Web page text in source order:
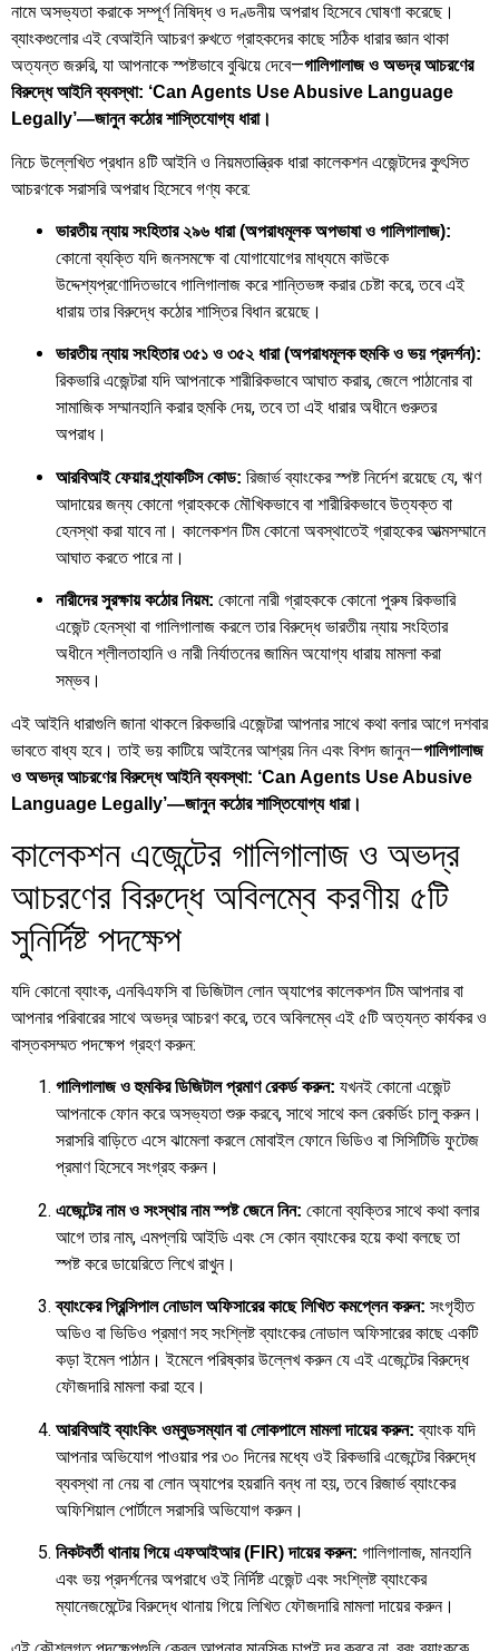
নামে অসভ্যতা করাকে সম্পূর্ণ নিষিদ্ধ ও দণ্ডনীয় অপরাধ হিসেবে ঘোষণা করেছে।
ব্যাংকগুলোর এই বেআইনি আচরণ রুখতে গ্রাহকদের কাছে সঠিক ধারার জ্ঞান থাকা
অত্যন্ত জরুরি, যা আপনাকে স্পষ্টভাবে বুঝিয়ে দেবে—গালিগালাজ ও অভদ্র আচরণের
বিরুদ্ধে আইনি ব্যবস্থা: ‘Can Agents Use Abusive Language
Legally’—জানুন কঠোর শাস্তিযোগ্য ধারা।
নিচে উল্লেখিত প্রধান ৪টি আইনি ও নিয়মতান্ত্রিক ধারা কালেকশন এজেন্টদের কুৎসিত
আচরণকে সরাসরি অপরাধ হিসেবে গণ্য করে:
ভারতীয় ন্যায় সংহিতার ২৯৬ ধারা (অপরাধমূলক অপভাষা ও গালিগালাজ):
কোনো ব্যক্তি যদি জনসমক্ষে বা যোগাযোগের মাধ্যমে কাউকে
উদ্দেশ্যপ্রণোদিতভাবে গালিগালাজ করে শান্তিভঙ্গ করার চেষ্টা করে, তবে এই
ধারায় তার বিরুদ্ধে কঠোর শাস্তির বিধান রয়েছে।
ভারতীয় ন্যায় সংহিতার ৩৫১ ও ৩৫২ ধারা (অপরাধমূলক হুমকি ও ভয় প্রদর্শন):
রিকভারি এজেন্টরা যদি আপনাকে শারীরিকভাবে আঘাত করার, জেলে পাঠানোর বা
সামাজিক সম্মানহানি করার হুমকি দেয়, তবে তা এই ধারার অধীনে গুরুতর
অপরাধ।
আরবিআই ফেয়ার প্র্যাকটিস কোড: রিজার্ভ ব্যাংকের স্পষ্ট নির্দেশ রয়েছে যে, ঋণ
আদায়ের জন্য কোনো গ্রাহককে মৌখিকভাবে বা শারীরিকভাবে উত্যক্ত বা
হেনস্থা করা যাবে না। কালেকশন টিম কোনো অবস্থাতেই গ্রাহকের আত্মসম্মানে
আঘাত করতে পারে না।
নারীদের সুরক্ষায় কঠোর নিয়ম: কোনো নারী গ্রাহককে কোনো পুরুষ রিকভারি
এজেন্ট হেনস্থা বা গালিগালাজ করলে তার বিরুদ্ধে ভারতীয় ন্যায় সংহিতার
অধীনে শ্লীলতাহানি ও নারী নির্যাতনের জামিন অযোগ্য ধারায় মামলা করা
সম্ভব।
এই আইনি ধারাগুলি জানা থাকলে রিকভারি এজেন্টরা আপনার সাথে কথা বলার আগে দশবার
ভাবতে বাধ্য হবে। তাই ভয় কাটিয়ে আইনের আশ্রয় নিন এবং বিশদ জানুন—গালিগালাজ
ও অভদ্র আচরণের বিরুদ্ধে আইনি ব্যবস্থা: ‘Can Agents Use Abusive
Language Legally’—জানুন কঠোর শাস্তিযোগ্য ধারা।
কালেকশন এজেন্টের গালিগালাজ ও অভদ্র
আচরণের বিরুদ্ধে অবিলম্বে করণীয় ৫টি
সুনির্দিষ্ট পদক্ষেপ
যদি কোনো ব্যাংক, এনবিএফসি বা ডিজিটাল লোন অ্যাপের কালেকশন টিম আপনার বা
আপনার পরিবারের সাথে অভদ্র আচরণ করে, তবে অবিলম্বে এই ৫টি অত্যন্ত কার্যকর ও
বাস্তবসম্মত পদক্ষেপ গ্রহণ করুন:
গালিগালাজ ও হুমকির ডিজিটাল প্রমাণ রেকর্ড করুন: যখনই কোনো এজেন্ট
আপনাকে ফোন করে অসভ্যতা শুরু করবে, সাথে সাথে কল রেকর্ডিং চালু করুন।
সরাসরি বাড়িতে এসে ঝামেলা করলে মোবাইল ফোনে ভিডিও বা সিসিটিভি ফুটেজ
প্রমাণ হিসেবে সংগ্রহ করুন।
এজেন্টের নাম ও সংস্থার নাম স্পষ্ট জেনে নিন: কোনো ব্যক্তির সাথে কথা বলার
আগে তার নাম, এমপ্লয়ি আইডি এবং সে কোন ব্যাংকের হয়ে কথা বলছে তা
স্পষ্ট করে ডায়েরিতে লিখে রাখুন।
ব্যাংকের প্রিন্সিপাল নোডাল অফিসারের কাছে লিখিত কমপ্লেন করুন: সংগৃহীত
অডিও বা ভিডিও প্রমাণ সহ সংশ্লিষ্ট ব্যাংকের নোডাল অফিসারের কাছে একটি
কড়া ইমেল পাঠান। ইমেলে পরিষ্কার উল্লেখ করুন যে এই এজেন্টের বিরুদ্ধে
ফৌজদারি মামলা করা হবে।
আরবিআই ব্যাংকিং ওম্বুডসম্যান বা লোকপালে মামলা দায়ের করুন: ব্যাংক যদি
আপনার অভিযোগ পাওয়ার পর ৩০ দিনের মধ্যে ওই রিকভারি এজেন্টের বিরুদ্ধে
ব্যবস্থা না নেয় বা লোন অ্যাপের হয়রানি বন্ধ না হয়, তবে রিজার্ভ ব্যাংকের
অফিশিয়াল পোর্টালে সরাসরি অভিযোগ করুন।
নিকটবর্তী থানায় গিয়ে এফআইআর (FIR) দায়ের করুন: গালিগালাজ, মানহানি
এবং ভয় প্রদর্শনের অপরাধে ওই নির্দিষ্ট এজেন্ট এবং সংশ্লিষ্ট ব্যাংকের
ম্যানেজমেন্টের বিরুদ্ধে থানায় গিয়ে লিখিত ফৌজদারি মামলা দায়ের করুন।